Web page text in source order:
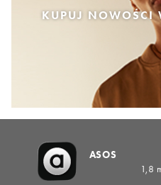
KUPUJ NOWOŚCI
ASOS
1,8